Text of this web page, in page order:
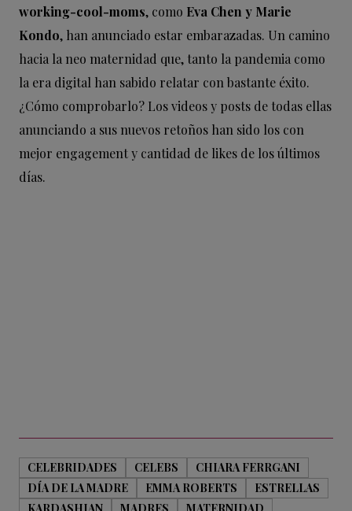
working-cool-moms, como Eva Chen y Marie
Kondo, han anunciado estar embarazadas. Un camino
hacia la neo maternidad que, tanto la pandemia como
la era digital han sabido relatar con bastante éxito.
¿Cómo comprobarlo? Los videos y posts de todas ellas
anunciando a sus nuevos retoños han sido los con
mejor engagement y cantidad de likes de los últimos
días.
CELEBRIDADES CELEBS
CHIARA FERRGANI
DÍA DE LA MADRE
EMMA ROBERTS
ESTRELLAS